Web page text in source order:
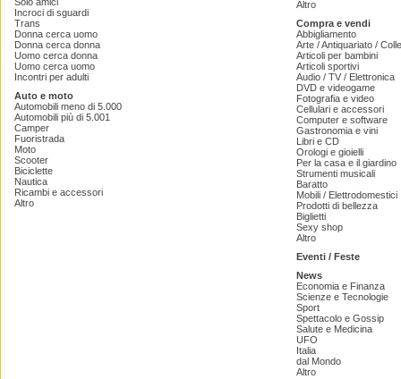
Incroci di sguardi
Trans
Donna cerca uomo
Donna cerca donna
Uomo cerca donna
Uomo cerca uomo
Incontri per adulti
Auto e moto
Automobili meno di 5.000
Automobili più di 5.001
Camper
Fuoristrada
Moto
Scooter
Biciclette
Nautica
Ricambi e accessori
Altro
Altro
Compra e vendi
Abbigliamento
Arte / Antiquariato /
Articoli per bambini
Articoli sportivi
Audio / TV / Elettronica
DVD e videogame
Fotografia e video
Cellulari e accessori
Computer e software
Gastronomia e vini
Libri e CD
Orologi e gioielli
Per la casa e il giardino
Strumenti musicali
Baratto
Mobili / Elettrodomestici
Prodotti di bellezza
Biglietti
Sexy shop
Altro
Eventi / Feste
News
Economia e Finanza
Scienze e Tecnologie
Sport
Spettacolo e Gossip
Salute e Medicina
UFO
Italia
dal Mondo
Altro